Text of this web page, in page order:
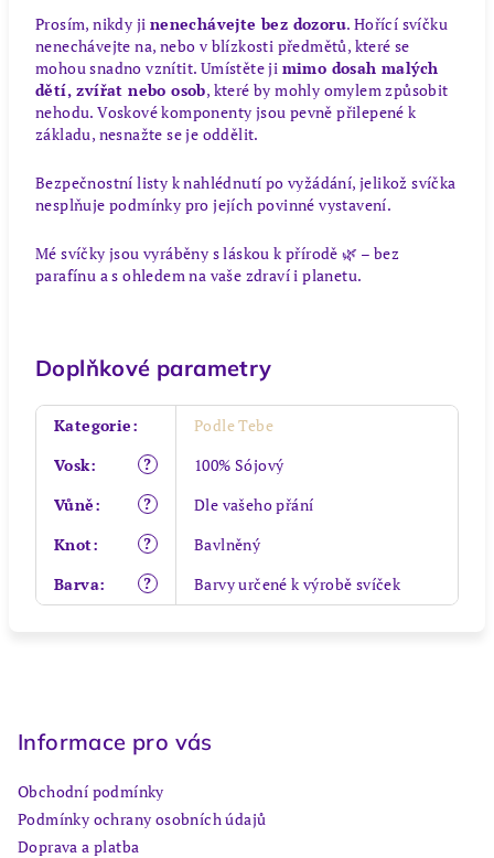
Prosím, nikdy ji nenechávejte bez dozoru. Hořící svíčku
nenechávejte na, nebo v blízkosti předmětů, které se
mohou snadno vznítit. Umístěte ji mimo dosah malých
dětí, zvířat nebo osob, které by mohly omylem způsobit
nehodu. Voskové komponenty jsou pevně přilepené k
základu, nesnažte se je oddělit.
Bezpečnostní listy k nahlédnutí po vyžádání, jelikož svíčka
nesplňuje podmínky pro jejích povinné vystavení.
Mé svíčky jsou vyráběny s láskou k přírodě 🌿 – bez
parafínu a s ohledem na vaše zdraví i planetu.
Doplňkové parametry
Kategorie:
Podle Tebe
?
Vosk:
100% Sójový
?
Vůně:
Dle vašeho přání
?
Knot:
Bavlněný
?
Barva: Barvy určené k výrobě svíček
Informace pro vás
Obchodní podmínky
Podmínky ochrany osobních údajů
Doprava a platba